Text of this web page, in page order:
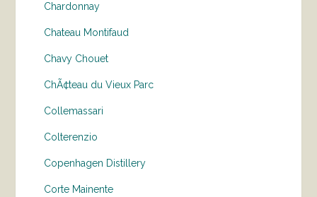
Chardonnay
Chateau Montifaud
Chavy Chouet
ChÃ¢teau du Vieux Parc
Collemassari
Colterenzio
Copenhagen Distillery
Corte Mainente